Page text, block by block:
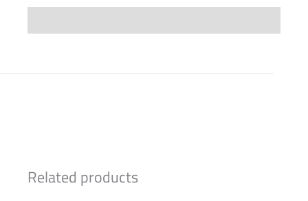
Related products